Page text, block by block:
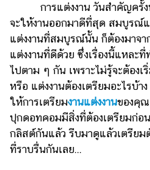
ปิ้ง
รถยนต์
บ้าน
และ
การ
ตกแต่ง
มือ
ถือ
การแต่งงาน วันสำคัญครั้ง
จะให้งานออกมาดีที่สุด สมบูรณ์
แต่งงานที่สมบูรณ์นั้น ก็ต้องมาจา
แต่งงานที่ดีด้วย ซึ่งเรื่องนี้แหละ
ไปตาม ๆ กัน เพราะไม่รู้จะต้องเ
หรือ แต่งงานต้องเตรียมอะไรบ้า
ให้การเตรียมงานแต่งงานของคุณ
ปุกดอทคอมมีสิ่งที่ต้องเตรียมก่อ
กลิสต์กันแล้ว รีบมาดูแล้วเตรียม
ที่ราบรื่นกันเลย...